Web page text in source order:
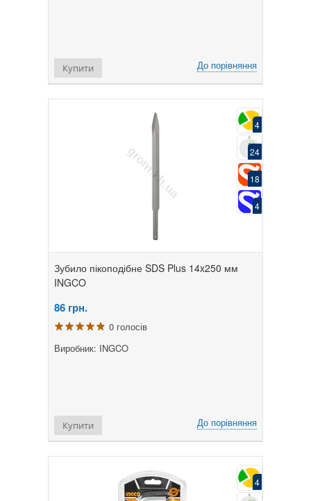
До порівняння
Купити
4
24
18
4
Зубило пікоподібне SDS Plus 14x250 мм
INGCO
86 грн.
0 голосів
Виробник: INGCO
До порівняння
Купити
4